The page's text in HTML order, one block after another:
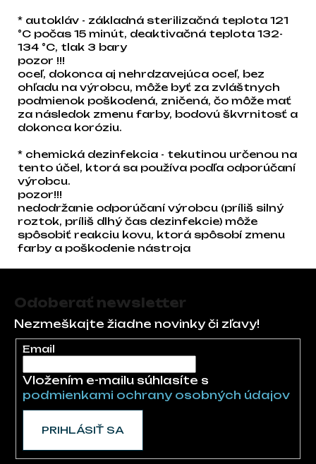
* autokláv - základná sterilizačná teplota 121
°C počas 15 minút, deaktivačná teplota 132-
134 °C, tlak 3 bary
pozor !!!
oceľ, dokonca aj nehrdzavejúca oceľ, bez
ohľadu na výrobcu, môže byť za zvláštnych
podmienok poškodená, zničená, čo môže mať
za následok zmenu farby, bodovú škvrnitosť a
dokonca koróziu.
* chemická dezinfekcia - tekutinou určenou na
tento účel, ktorá sa používa podľa odporúčaní
výrobcu.
pozor!!!
nedodržanie odporúčaní výrobcu (príliš silný
roztok, príliš dlhý čas dezinfekcie) môže
spôsobiť reakciu kovu, ktorá spôsobí zmenu
farby a poškodenie nástroja
Odoberať newsletter
Nezmeškajte žiadne novinky či zľavy!
Email
Vložením e-mailu súhlasíte s
podmienkami ochrany osobných údajov
PRIHLÁSIŤ SA